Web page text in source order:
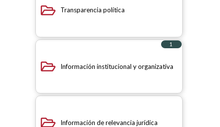
Transparencia política
1
Información institucional y organizativa
Información de relevancia jurídica